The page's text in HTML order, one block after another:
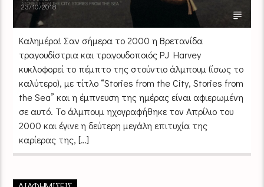
23/10/2018
Καλημέρα! Σαν σήμερα το 2000 η Βρετανίδα
τραγουδίστρια και τραγουδοποιός PJ Harvey
κυκλοφορεί το πέμπτο της στούντιο άλμπουμ (ίσως το
καλύτερο), με τίτλο “Stories from the City, Stories from
the Sea” και η έμπνευση της ημέρας είναι αφιερωμένη
σε αυτό. Το άλμπουμ ηχογραφήθηκε τον Απρίλιο του
2000 και έγινε η δεύτερη μεγάλη επιτυχία της
καρίερας της, […]